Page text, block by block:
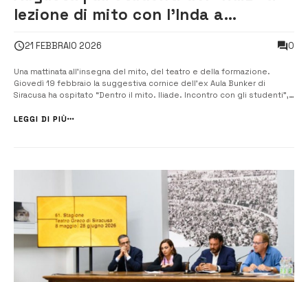
lezione di mito con l’Inda a
21 FEBBRAIO 2026 0
Una mattinata all’insegna del mito, del teatro e della formazione.
Giovedì 19 febbraio la suggestiva cornice dell’ex Aula Bunker di
Siracusa ha ospitato “Dentro il mito. Iliade. Incontro con gli studenti”,
alunni delle scuole primarie e secondarie di primo grado insieme agli
LEGGI DI PIÙ